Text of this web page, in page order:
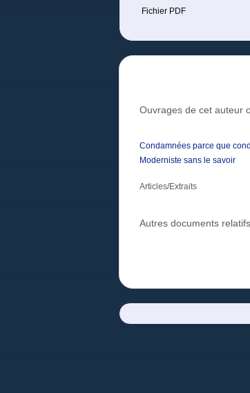
Fichier PDF
Ouvrages de cet auteur
Condamnées parce que
Moderniste sans le savoir
Articles/Extraits
Autres documents